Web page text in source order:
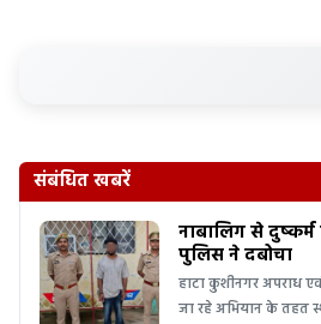
संबंधित खबरें
नाबालिग से
पुलिस ने दबोचा
हाटा कुशीनगर अपराध
जा रहे अभियान के तहत